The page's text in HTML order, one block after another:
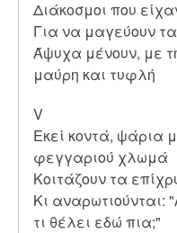
Διάκοσμοι που
Για να μαγεύουν
Άψυχα μένουν, με
μαύρη και τυφλή
V
Εκεί κοντά, ψάρια
φεγγαριού χλωμά
Κοιτάζουν τα
Κι αναρωτιούνται:
τι θέλει εδώ πια;"